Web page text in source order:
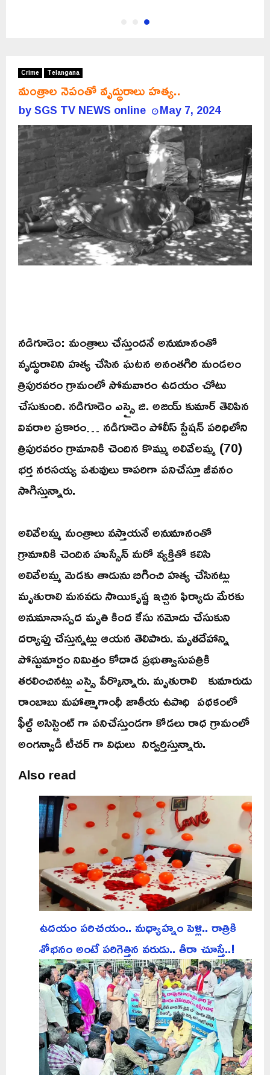
Crime Telangana
మంత్రాల నెపంతో వృద్ధురాలు హత్య..
bySGS TV NEWS online May 7, 2024
నడిగూడెం: మంత్రాలు చేస్తుందనే అనుమానంతో
వృద్ధురాలిని హత్య చేసిన ఘటన అనంతగిరి మండలం
త్రిపురవరం గ్రామంలో సోమవారం ఉదయం చోటు
చేసుకుంది. నడిగూడెం ఎస్సై జి. అజయ్ కుమార్ తెలిపిన
వివరాల ప్రకారం… నడిగూడెం పోలీస్ స్టేషన్ పరిధిలోని
త్రిపురవరం గ్రామానికి చెందిన కొమ్ము అలివేలమ్మ (70)
భర్త నరసయ్య పశువులు కాపరిగా పనిచేస్తూ జీవనం
సాగిస్తున్నారు.
అలివేలమ్మ మంత్రాలు వస్తాయనే అనుమానంతో
గ్రామానికి చెందిన హుస్సేన్ మరో వ్యక్తితో కలిసి
అలివేలమ్మ మెడకు తాడును బిగించి హత్య చేసినట్లు
మృతురాలి మనవడు సాయికృష్ణ ఇచ్చిన ఫిర్యాదు మేరకు
అనుమానాస్పద మృతి కింద కేసు నమోదు చేసుకుని
దర్యాప్తు చేస్తున్నట్లు ఆయన తెలిపారు. మృతదేహాన్ని
పోస్టుమార్టం నిమిత్తం కోదాడ ప్రభుత్వాసుపత్రికి
తరలించినట్లు ఎస్సై పేర్కొన్నారు. మృతురాలి కుమారుడు
రాంబాబు మహాత్మాగాంధీ జాతీయ ఉపాధి పథకంలో
ఫీల్డ్ అసిస్టెంట్ గా పనిచేస్తుండగా కోడలు రాధ గ్రామంలో
అంగన్వాడీ టీచర్ గా విధులు నిర్వర్తిస్తున్నారు.
Also read
ఉదయం పరిచయం.. మధ్యాహ్నం పెళ్లి.. రాత్రికి
శోభనం అంటే పరిగెత్తిన వరుడు.. తీరా చూస్తే..!